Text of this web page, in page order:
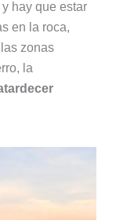
hay que estar
en la roca,
zonas
la